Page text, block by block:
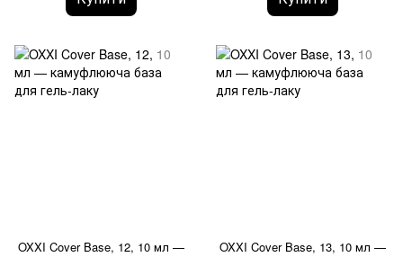
OXXI Cover Base, 12, 10 мл —
OXXI Cover Base, 13, 10 мл —